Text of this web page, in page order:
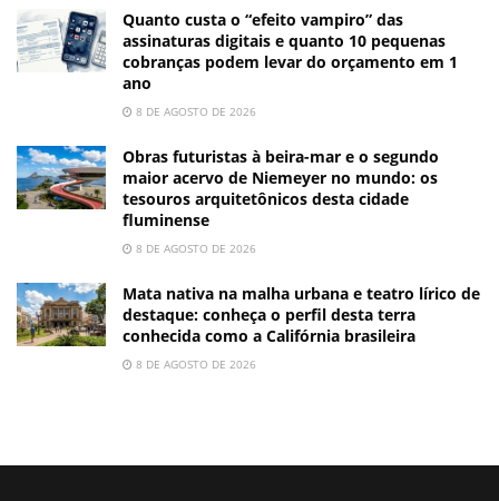
Quanto custa o “efeito vampiro” das
assinaturas digitais e quanto 10 pequenas
cobranças podem levar do orçamento em 1
ano
8 DE AGOSTO DE 2026
Obras futuristas à beira-mar e o segundo
maior acervo de Niemeyer no mundo: os
tesouros arquitetônicos desta cidade
fluminense
8 DE AGOSTO DE 2026
Mata nativa na malha urbana e teatro lírico de
destaque: conheça o perfil desta terra
conhecida como a Califórnia brasileira
8 DE AGOSTO DE 2026